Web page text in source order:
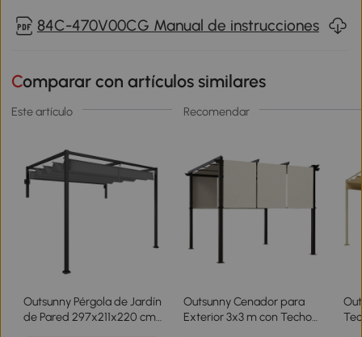
84C-470V00CG Manual de instrucciones
Comparar con artículos similares
Este artículo Recomendar
Outsunny Pérgola de Jardín
de Pared 297x211x220 cm
Outsunny Cenador para
Exterior 3x3 m con Techo